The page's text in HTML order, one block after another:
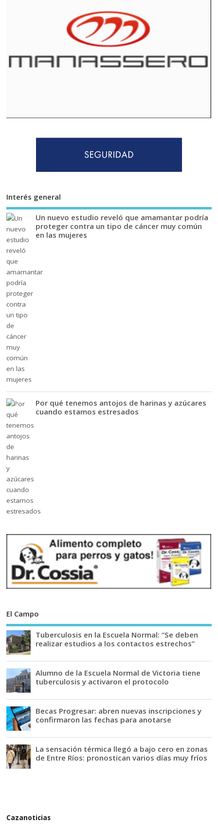
Interés general
Un nuevo estudio reveló que amamantar podría
proteger contra un tipo de cáncer muy común
en las mujeres
Por qué tenemos antojos de harinas y azúcares
cuando estamos estresados
El Campo
Tuberculosis en la Escuela Normal: “Se deben
realizar estudios a los contactos estrechos”
Alumno de la Escuela Normal de Victoria tiene
tuberculosis y activaron el protocolo
Becas Progresar: abren nuevas inscripciones y
confirmaron las fechas para anotarse
La sensación térmica llegó a bajo cero en zonas
de Entre Ríos: pronostican varios días muy fríos
Cazanoticias